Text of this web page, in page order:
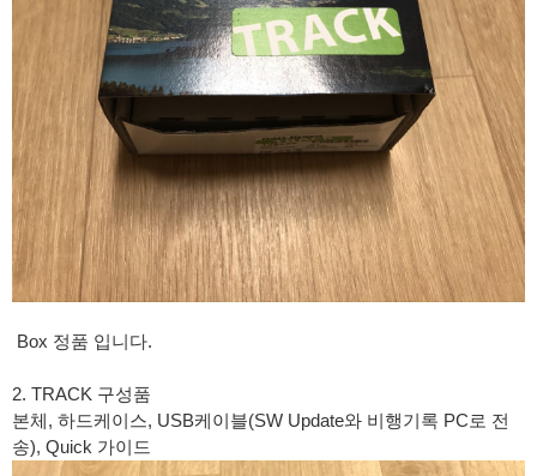
Box 정품 입니다.
2. TRACK 구성품
본체, 하드케이스, USB케이블(SW Update와 비행기록 PC로 전
송), Quick 가이드